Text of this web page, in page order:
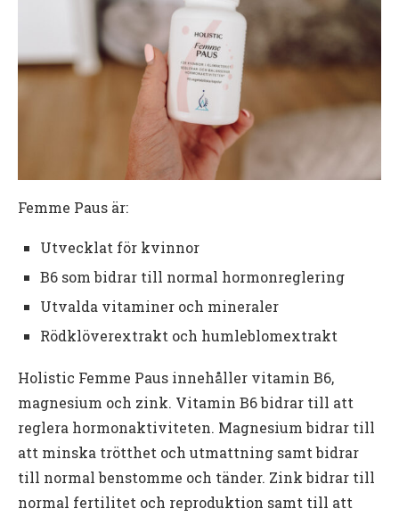
Femme Paus är:
Utvecklat för kvinnor
B6 som bidrar till normal hormonreglering
Utvalda vitaminer och mineraler
Rödklöverextrakt och humleblomextrakt
Holistic Femme Paus innehåller vitamin B6,
magnesium och zink. Vitamin B6 bidrar till att
reglera hormonaktiviteten. Magnesium bidrar till
att minska trötthet och utmattning samt bidrar
till normal benstomme och tänder. Zink bidrar till
normal fertilitet och reproduktion samt till att